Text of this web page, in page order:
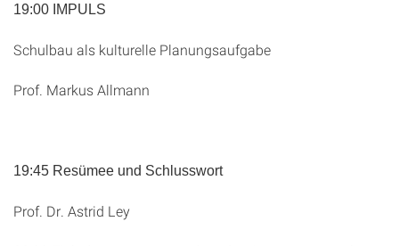
19:00 IMPULS
Schulbau als kulturelle Planungsaufgabe
Prof. Markus Allmann
19:45 Resümee und Schlusswort
Prof. Dr. Astrid Ley